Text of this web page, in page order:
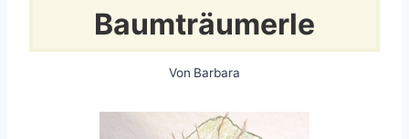
Baumträumerle
Von Barbara